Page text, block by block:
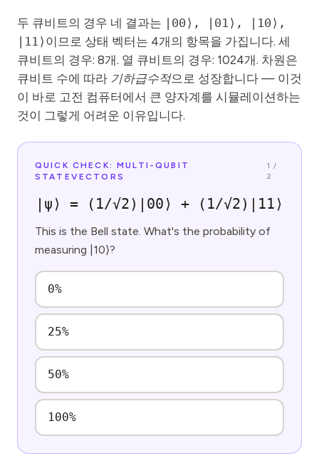
두 큐비트의 경우 네 결과는 |00⟩, |01⟩, |10⟩,
|11⟩ 이므로 상태 벡터는 4개의 항목을 가집니다. 세
큐비트의 경우: 8개. 열 큐비트의 경우: 1024개. 차원은
큐비트 수에 따라 기하급수적으로 성장합니다 — 이것
이 바로 고전 컴퓨터에서 큰 양자계를 시뮬레이션하는
것이 그렇게 어려운 이유입니다.
QUICK CHECK: MULTI-QUBIT
STATEVECTORS
1 /
2
|ψ⟩ = (1/√2)|00⟩ + (1/√2)|11⟩
This is the Bell state. What's the probability of
measuring |10⟩?
0%
25%
50%
100%